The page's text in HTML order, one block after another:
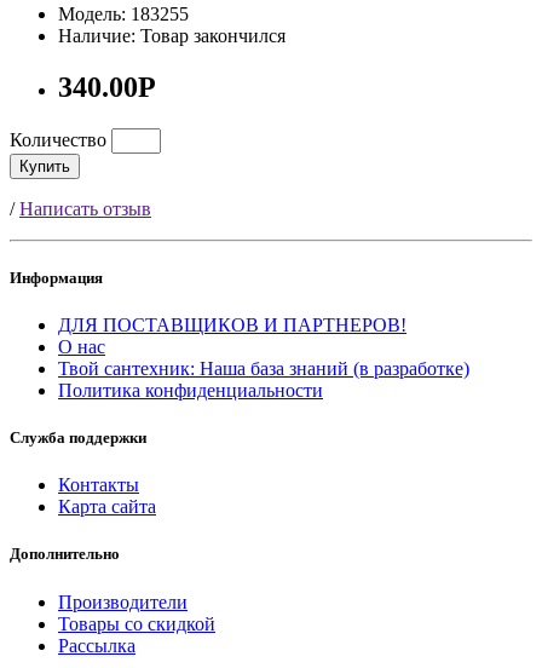
Модель: 183255
Наличие: Товар закончился
340.00Р
Количество
Купить
/Написать отзыв
Информация
ДЛЯ ПОСТАВЩИКОВ И ПАРТНЕРОВ!
О нас
Твой сантехник: Наша база знаний (в разработке)
Политика конфиденциальности
Служба поддержки
Контакты
Карта сайта
Дополнительно
Производители
Товары со скидкой
Рассылка